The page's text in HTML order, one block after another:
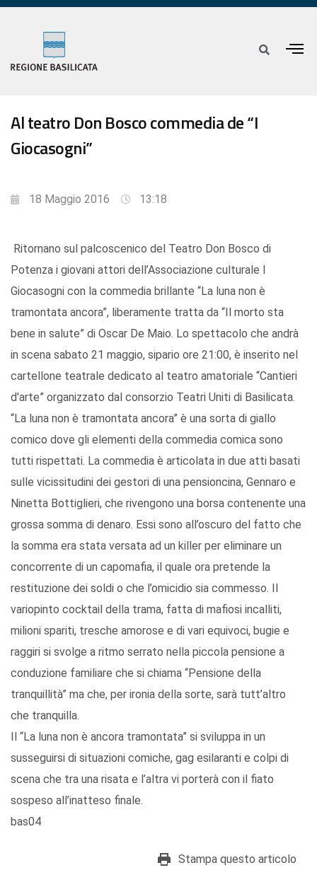
Al teatro Don Bosco commedia de “I
Giocasogni”
18 Maggio 2016 13:18
Ritornano sul palcoscenico del Teatro Don Bosco di
Potenza i giovani attori dell’Associazione culturale I
Giocasogni con la commedia brillante “La luna non è
tramontata ancora”, liberamente tratta da “Il morto sta
bene in salute” di Oscar De Maio. Lo spettacolo che andrà
in scena sabato 21 maggio, sipario ore 21:00, è inserito nel
cartellone teatrale dedicato al teatro amatoriale “Cantieri
d'arte” organizzato dal consorzio Teatri Uniti di Basilicata.
“La luna non è tramontata ancora” è una sorta di giallo
comico dove gli elementi della commedia comica sono
tutti rispettati. La commedia è articolata in due atti basati
sulle vicissitudini dei gestori di una pensioncina, Gennaro e
Ninetta Bottiglieri, che rivengono una borsa contenente una
grossa somma di denaro. Essi sono all’oscuro del fatto che
la somma era stata versata ad un killer per eliminare un
concorrente di un capomafia, il quale ora pretende la
restituzione dei soldi o che l’omicidio sia commesso. Il
variopinto cocktail della trama, fatta di mafiosi incalliti,
milioni spariti, tresche amorose e di vari equivoci, bugie e
raggiri si svolge a ritmo serrato nella piccola pensione a
conduzione familiare che si chiama “Pensione della
tranquillità” ma che, per ironia della sorte, sarà tutt’altro
che tranquilla.
Il “La luna non è ancora tramontata” si sviluppa in un
susseguirsi di situazioni comiche, gag esilaranti e colpi di
scena che tra una risata e l’altra vi porterà con il fiato
sospeso all’inatteso finale.
bas04
Stampa questo articolo